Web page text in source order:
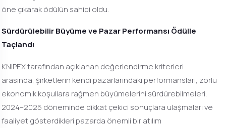
öne çıkarak ödülün sahibi oldu.
Sürdürülebilir Büyüme ve Pazar Performansı Ödülle
Taçlandı
KNIPEX tarafından açıklanan değerlendirme kriterleri
arasında, şirketlerin kendi pazarlarındaki performansları, zorlu
ekonomik koşullara rağmen büyümelerini sürdürebilmeleri,
2024–2025 döneminde dikkat çekici sonuçlara ulaşmaları ve
faaliyet gösterdikleri pazarda önemli bir atılım